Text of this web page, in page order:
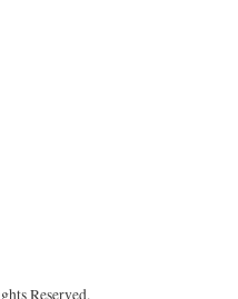
Reserved.